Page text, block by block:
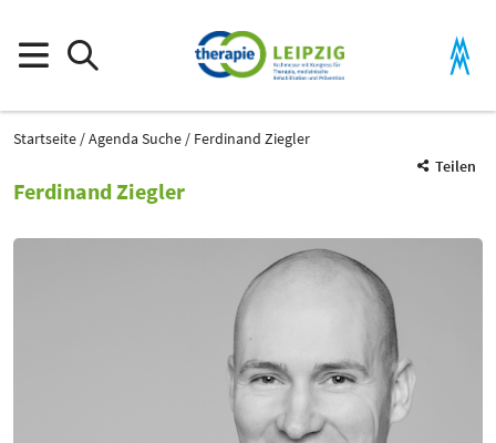
Startseite Agenda Suche
Ferdinand Ziegler
Teilen
Ferdinand Ziegler